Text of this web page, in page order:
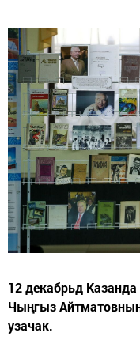
12 декабрьд
Чыңгыз
узачак.